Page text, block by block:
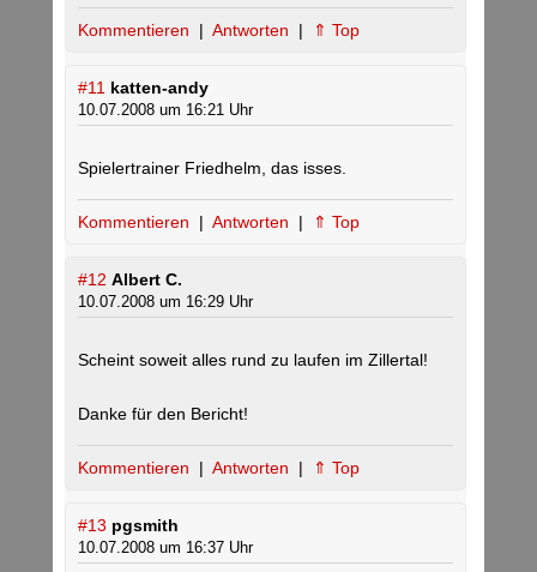
Kommentieren | Antworten | ⇑ Top
#11 katten-andy
10.07.2008 um 16:21 Uhr
Spielertrainer Friedhelm, das isses.
Kommentieren | Antworten | ⇑ Top
#12 Albert C.
10.07.2008 um 16:29 Uhr
Scheint soweit alles rund zu laufen im Zillertal!
Danke für den Bericht!
Kommentieren | Antworten | ⇑ Top
#13 pgsmith
10.07.2008 um 16:37 Uhr